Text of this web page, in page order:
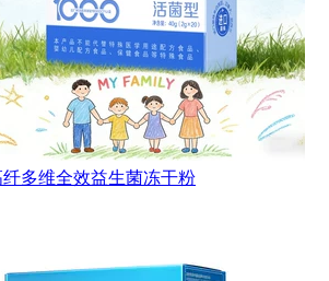
多维全效益生菌冻干粉